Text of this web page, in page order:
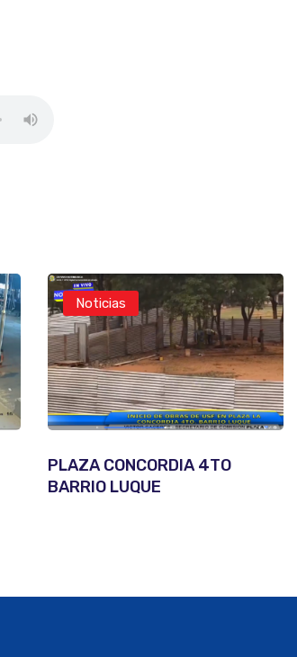
Noticias
PLAZA CONCORDIA 4TO
BARRIO LUQUE